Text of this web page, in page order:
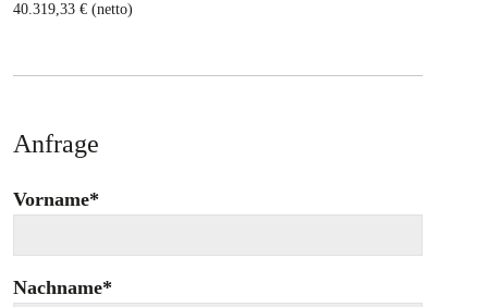
40.319,33 € (netto)
Anfrage
Vorname*
Nachname*